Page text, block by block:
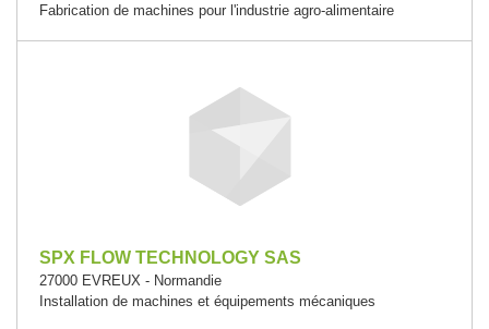
Fabrication de machines pour l'industrie agro-alimentaire
SPX FLOW TECHNOLOGY SAS
27000 EVREUX - Normandie
Installation de machines et équipements mécaniques